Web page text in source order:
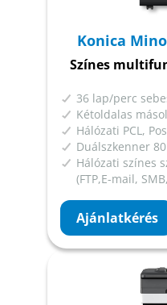
Konica
Színes
36 lap/perc
Kétoldalas
Hálózati PCL,
Duálszkenner
Hálózati színes
(FTP,E-mail,
Ajánlatkérés